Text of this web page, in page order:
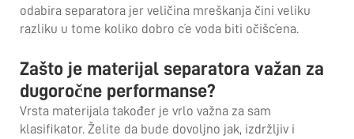
odabira separatora jer veličina mreškanja čini veliku
razliku u tome koliko dobro će voda biti očišćena.
Zašto je materijal separatora važan za
dugoročne performanse?
Vrsta materijala također je vrlo važna za sam
klasifikator. Želite da bude dovoljno jak, izdržljiv i